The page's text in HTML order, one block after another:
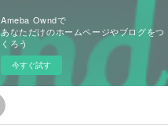
Ameba Owndで
あなただけのホームページやブログをつ
くろう
今すぐ試す